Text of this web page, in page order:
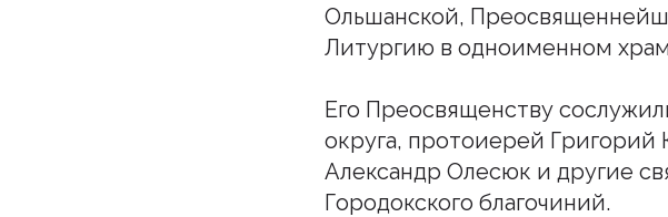
Ольшанской,
Литургию в одноименном
Его Преосвященству
округа, протоиерей Григорий
Александр Олесюк и другие
Городокского благочиний.